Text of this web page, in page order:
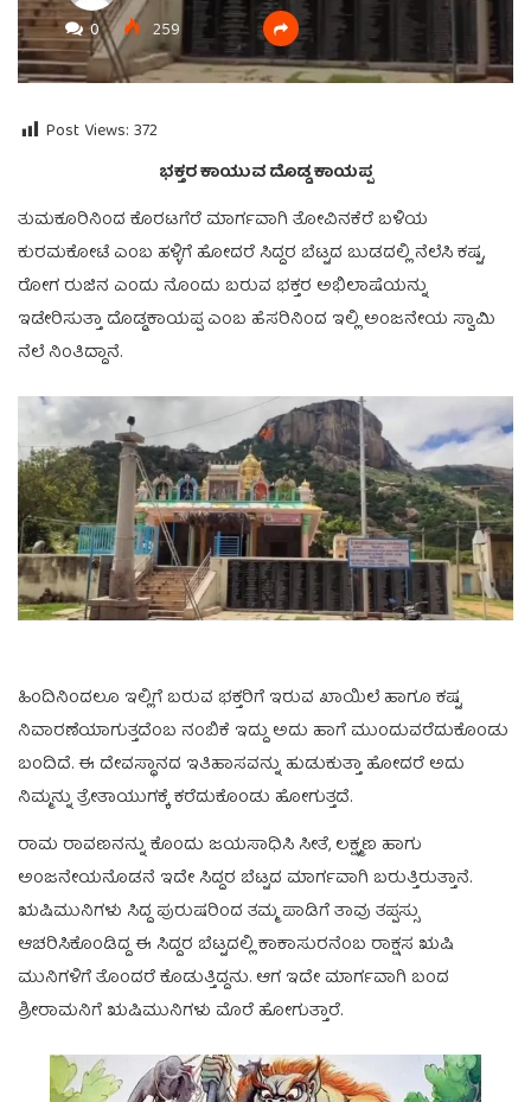
0
259
Post Views: 372
ಭಕ್ತರ ಕಾಯುವ ದೊಡ್ಡ ಕಾಯಪ್ಪ
ತುಮಕೂರಿನಿಂದ ಕೊರಟಗೆರೆ ಮಾರ್ಗವಾಗಿ ತೋವಿನಕೆರೆ ಬಳಿಯ
ಕುರಮಕೋಟೆ ಎಂಬ ಹಳ್ಳಿಗೆ ಹೋದರೆ ಸಿದ್ದರ ಬೆಟ್ಟದ ಬುಡದಲ್ಲಿ ನೆಲೆಸಿ ಕಷ್ಟ,
ರೋಗ ರುಜಿನ ಎಂದು ನೊಂದು ಬರುವ ಭಕ್ತರ ಅಭಿಲಾಷೆಯನ್ನು
ಇಡೇರಿಸುತ್ತಾ ದೊಡ್ಡಕಾಯಪ್ಪ ಎಂಬ ಹೆಸರಿನಿಂದ ಇಲ್ಲಿ ಅಂಜನೇಯ ಸ್ವಾಮಿ
ನೆಲೆ ನಿಂತಿದ್ದಾನೆ.
ಹಿಂದಿನಿಂದಲೂ ಇಲ್ಲಿಗೆ ಬರುವ ಭಕ್ತರಿಗೆ ಇರುವ ಖಾಯಿಲೆ ಹಾಗೂ ಕಷ್ಟ
ನಿವಾರಣೆಯಾಗುತ್ತದೆಂಬ ನಂಬಿಕೆ ಇದ್ದು ಅದು ಹಾಗೆ ಮುಂದುವರೆದುಕೊಂಡು
ಬಂದಿದೆ. ಈ ದೇವಸ್ಥಾನದ ಇತಿಹಾಸವನ್ನು ಹುಡುಕುತ್ತಾ ಹೋದರೆ ಅದು
ನಿಮ್ಮನ್ನು ತ್ರೇತಾಯುಗಕ್ಕೆ ಕರೆದುಕೊಂಡು ಹೋಗುತ್ತದೆ.
ರಾಮ ರಾವಣನನ್ನು ಕೊಂದು ಜಯಸಾಧಿಸಿ ಸೀತೆ, ಲಕ್ಷ್ಮಣ ಹಾಗು
ಅಂಜನೇಯನೊಡನೆ ಇದೇ ಸಿದ್ದರ ಬೆಟ್ಟದ ಮಾರ್ಗವಾಗಿ ಬರುತ್ತಿರುತ್ತಾನೆ.
ಋಷಿಮುನಿಗಳು ಸಿದ್ದ ಪುರುಷರಿಂದ ತಮ್ಮ ಪಾಡಿಗೆ ತಾವು ತಪ್ಪಸ್ಸು
ಆಚರಿಸಿಕೊಂಡಿದ್ದ ಈ ಸಿದ್ದರ ಬೆಟ್ಟದಲ್ಲಿ ಕಾಕಾಸುರನೆಂಬ ರಾಕ್ಷಸ ಋಷಿ
ಮುನಿಗಳಿಗೆ ತೊಂದರೆ ಕೊಡುತ್ತಿದ್ದನು. ಆಗ ಇದೇ ಮಾರ್ಗವಾಗಿ ಬಂದ
ಶ್ರೀರಾಮನಿಗೆ ಋಷಿಮುನಿಗಳು ಮೊರೆ ಹೋಗುತ್ತಾರೆ.